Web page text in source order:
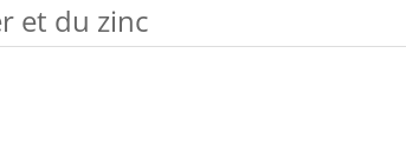
et du zinc